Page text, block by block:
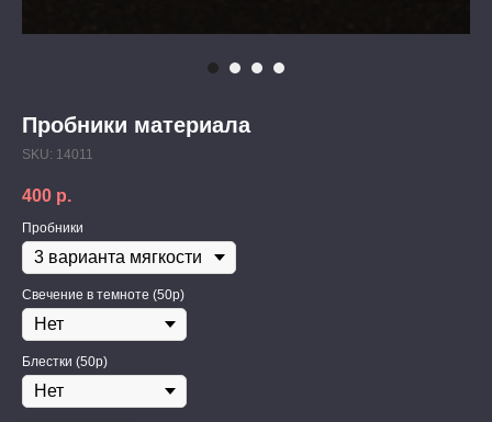
Пробники материала
SKU: 14011
400 р.
Пробники
Свечение в темноте (50р)
Блестки (50р)